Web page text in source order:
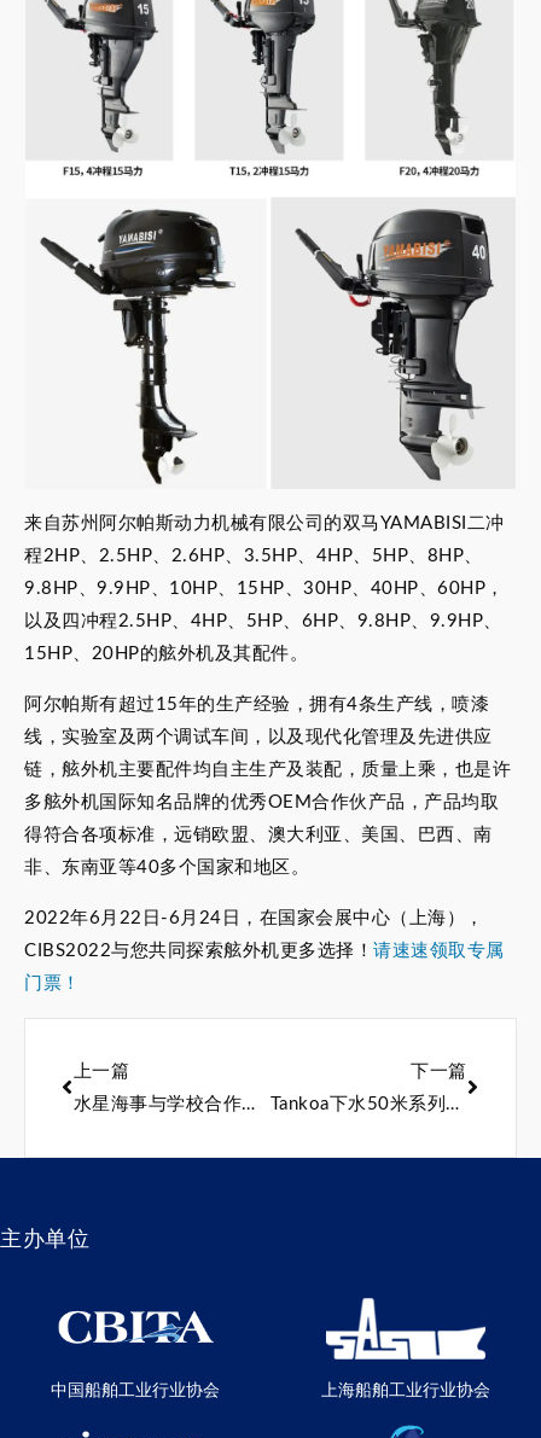
来自苏州阿尔帕斯动力机械有限公司的双马YAMABISI二冲
程2HP、2.5HP、2.6HP、3.5HP、4HP、5HP、8HP、
9.8HP、9.9HP、10HP、15HP、30HP、40HP、60HP，
以及四冲程2.5HP、4HP、5HP、6HP、9.8HP、9.9HP、
15HP、20HP的舷外机及其配件。
阿尔帕斯有超过15年的生产经验，拥有4条生产线，喷漆
线，实验室及两个调试车间，以及现代化管理及先进供应
链，舷外机主要配件均自主生产及装配，质量上乘，也是许
多舷外机国际知名品牌的优秀OEM合作伙产品，产品均取
得符合各项标准，远销欧盟、澳大利亚、美国、巴西、南
非、东南亚等40多个国家和地区。
2022年6月22日-6月24日，在国家会展中心（上海），
CIBS2022与您共同探索舷外机更多选择！ 请速速领取专属
门票！
上一篇
水星海事与学校合作培训下一代技术人员
下一篇
Tankoa下水50米系列的第四艘船体
主办单位
中国船舶工业行业协会 上海船舶工业行业协会